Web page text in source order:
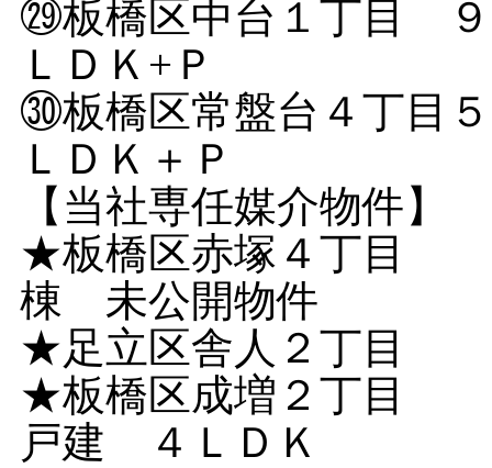
㉙板橋区中台１丁目
ＬＤＫ+Ｐ
㉚板橋区常盤台４丁目
ＬＤＫ＋Ｐ
【当社専任媒介物件】
★板橋区赤塚４丁目
棟 未公開物件
★足立区舎人２丁
★板橋区成増２丁目
戸建 ４ＬＤＫ